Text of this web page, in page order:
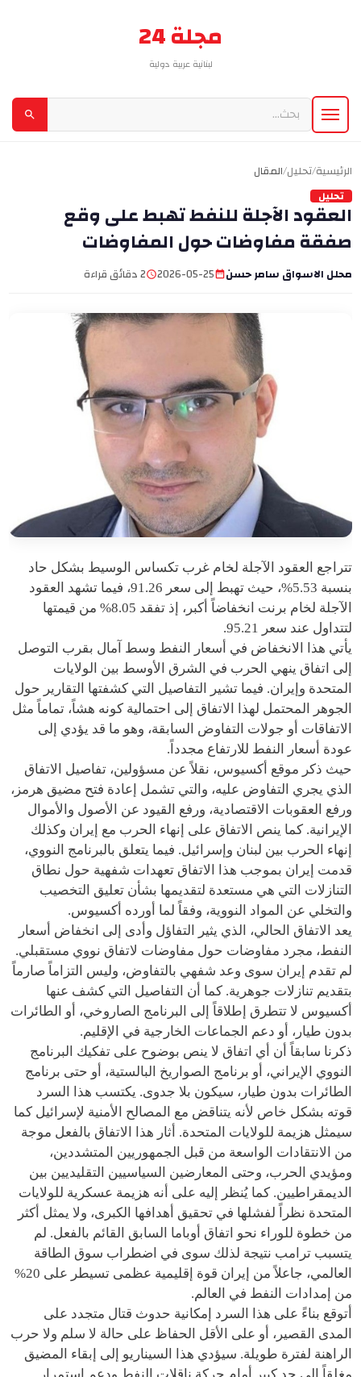
مجلة 24
لبنانية عربية دولية
الرئيسية/تحليل/المقال
تحليل
العقود الآجلة للنفط تهبط على وقع
صفقة مفاوضات حول المفاوضات
محلل الاسواق سامر حسن 2026-05-25 2 دقائق قراءة
تتراجع العقود الآجلة لخام غرب تكساس الوسيط بشكل حاد
بنسبة 5.53%، حيث تهبط إلى سعر 91.26، فيما تشهد العقود
الآجلة لخام برنت انخفاضاً أكبر، إذ تفقد 8.05% من قيمتها
لتتداول عند سعر 95.21.
يأتي هذا الانخفاض في أسعار النفط وسط آمال بقرب التوصل
إلى اتفاق ينهي الحرب في الشرق الأوسط بين الولايات
المتحدة وإيران. فيما تشير التفاصيل التي كشفتها التقارير حول
الجوهر المحتمل لهذا الاتفاق إلى احتمالية كونه هشاً، تماماً مثل
الاتفاقات أو جولات التفاوض السابقة، وهو ما قد يؤدي إلى
عودة أسعار النفط للارتفاع مجدداً.
حيث ذكر موقع أكسيوس، نقلاً عن مسؤولين، تفاصيل الاتفاق
الذي يجري التفاوض عليه، والتي تشمل إعادة فتح مضيق هرمز،
ورفع العقوبات الاقتصادية، ورفع القيود عن الأصول والأموال
الإيرانية. كما ينص الاتفاق على إنهاء الحرب مع إيران وكذلك
إنهاء الحرب بين لبنان وإسرائيل. فيما يتعلق بالبرنامج النووي،
قدمت إيران بموجب هذا الاتفاق تعهدات شفهية حول نطاق
التنازلات التي هي مستعدة لتقديمها بشأن تعليق التخصيب
والتخلي عن المواد النووية، وفقاً لما أورده أكسيوس.
يعد الاتفاق الحالي، الذي يثير التفاؤل وأدى إلى انخفاض أسعار
النفط، مجرد مفاوضات حول مفاوضات لاتفاق نووي مستقبلي.
لم تقدم إيران سوى وعد شفهي بالتفاوض، وليس التزاماً صارماً
بتقديم تنازلات جوهرية. كما أن التفاصيل التي كشف عنها
أكسيوس لا تتطرق إطلاقاً إلى البرنامج الصاروخي، أو الطائرات
بدون طيار، أو دعم الجماعات الخارجية في الإقليم.
ذكرنا سابقاً أن أي اتفاق لا ينص بوضوح على تفكيك البرنامج
النووي الإيراني، أو برنامج الصواريخ البالستية، أو حتى برنامج
الطائرات بدون طيار، سيكون بلا جدوى. يكتسب هذا السرد
قوته بشكل خاص لأنه يتناقض مع المصالح الأمنية لإسرائيل كما
سيمثل هزيمة للولايات المتحدة. أثار هذا الاتفاق بالفعل موجة
من الانتقادات الواسعة من قبل الجمهوريين المتشددين،
ومؤيدي الحرب، وحتى المعارضين السياسيين التقليديين بين
الديمقراطيين. كما يُنظر إليه على أنه هزيمة عسكرية للولايات
المتحدة نظراً لفشلها في تحقيق أهدافها الكبرى، ولا يمثل أكثر
من خطوة للوراء نحو اتفاق أوباما السابق القائم بالفعل. لم
يتسبب ترامب نتيجة لذلك سوى في اضطراب سوق الطاقة
العالمي، جاعلاً من إيران قوة إقليمية عظمى تسيطر على 20%
من إمدادات النفط في العالم.
أتوقع بناءً على هذا السرد إمكانية حدوث قتال متجدد على
المدى القصير، أو على الأقل الحفاظ على حالة لا سلم ولا حرب
الراهنة لفترة طويلة. سيؤدي هذا السيناريو إلى إبقاء المضيق